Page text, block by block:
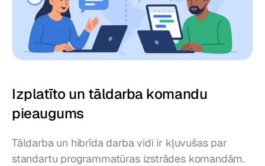
Izplatīto un tāldarba komandu
pieaugums
Tāldarba un hibrīda darba vidi ir kļuvušas par
standartu programmatūras izstrādes komandām.